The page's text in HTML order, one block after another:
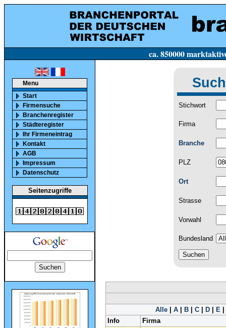
ca. 850000 marktaktive Firmen in
Menu
Start
Firmensuche
Branchenregister
Städteregister
Ihr Firmeneintrag
Kontakt
AGB
Impressum
Datenschutz
Seitenzugriffe
Stichwort
Firma
Branche
PLZ
Ort
Strasse
Vorwahl
Bundesland
Alle| A| B| C| D| E|
Info
Firma